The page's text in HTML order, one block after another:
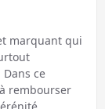
marquant qui
ce
rembourser